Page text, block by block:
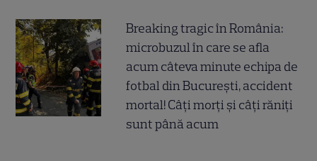
Breaking tragic în România:
microbuzul în care se afla
acum câteva minute echipa de
fotbal din București, accident
mortal! Câți morți și câți răniți
sunt până acum